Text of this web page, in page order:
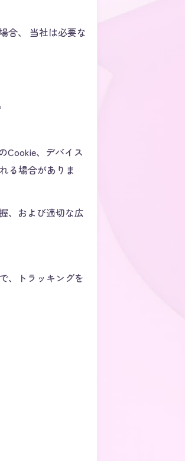
合、 当社は必要な
Cookie、デバイス
る場合がありま
、および適切な広
、トラッキングを